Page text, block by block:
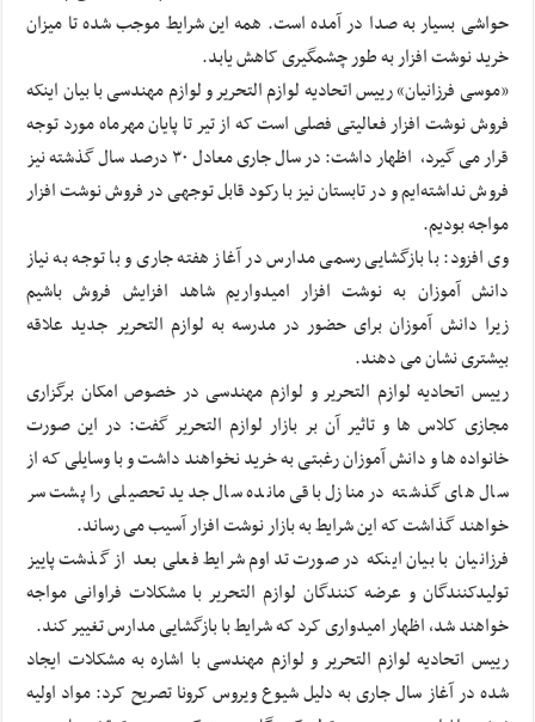
حواشی بسیار به صدا در آمده است. همه این شرایط موجب شده تا میزان
خرید نوشت افزار به طور چشمگیری کاهش یابد.
«موسی فرزانیان» رییس اتحادیه لوازم التحریر و لوازم مهندسی با بیان اینکه
فروش نوشت افزار فعالیتی فصلی است که از تیر تا پایان مهرماه مورد توجه
قرار می گیرد، اظهار داشت: در سال جاری معادل ۳۰ درصد سال گذشته نیز
فروش نداشته‌ایم و در تابستان نیز با رکود قابل توجهی در فروش نوشت افزار
مواجه بودیم.
وی افزود: با بازگشایی رسمی مدارس در آغاز هفته جاری و با توجه به نیاز
دانش آموزان به نوشت افزار امیدواریم شاهد افزایش فروش باشیم
زیرا دانش آموزان برای حضور در مدرسه به لوازم التحریر جدید علاقه
بیشتری نشان می دهند.
رییس اتحادیه لوازم التحریر و لوازم مهندسی در خصوص امکان برگزاری
مجازی کلاس ها و تاثیر آن بر بازار لوازم التحریر گفت: در این صورت
خانواده ها و دانش آموزان رغبتی به خرید نخواهند داشت و با وسایلی که از
سال های گذشته در منازل باقی مانده سال جدید تحصیلی را پشت سر
خواهند گذاشت که این شرایط به بازار نوشت افزار آسیب می رساند.
فرزانیان با بیان اینکه در صورت تداوم شرایط فعلی بعد از گذشت پاییز
تولیدکنندگان و عرضه کنندگان لوازم التحریر با مشکلات فراوانی مواجه
خواهند شد، اظهار امیدواری کرد که شرایط با بازگشایی مدارس تغییر کند.
رییس اتحادیه لوازم التحریر و لوازم مهندسی با اشاره به مشکلات ایجاد
شده در آغاز سال جاری به دلیل شیوع ویروس کرونا تصریح کرد: مواد اولیه